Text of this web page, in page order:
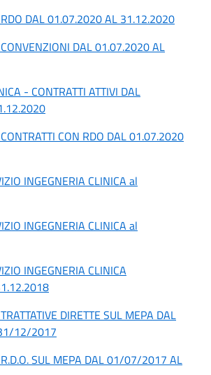
DAL 01.07.2020 AL 31.12.2020
DAL 01.07.2020 AL
- CONTRATTI ATTIVI DAL
CON RDO DAL 01.07.2020
INGEGNERIA CLINICA al
INGEGNERIA CLINICA al
INGEGNERIA CLINICA
DIRETTE SUL MEPA DAL
12/2017
SUL MEPA DAL 01/07/2017 AL